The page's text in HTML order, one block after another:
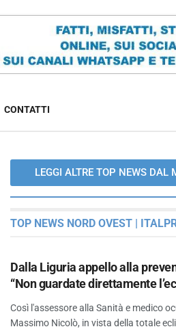
CONTATTI
LEGGI ALTRE TOP NEWS DAL
TOP NEWS NORD OVEST |
Dalla Liguria appello alla
“Non guardate direttamente
Così l'assessore alla Sanità e medico
Massimo Nicolò, in vista della totale